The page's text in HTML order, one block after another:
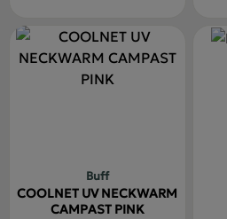
Buff
COOLNET UV NECKWARM
CAMPAST PINK